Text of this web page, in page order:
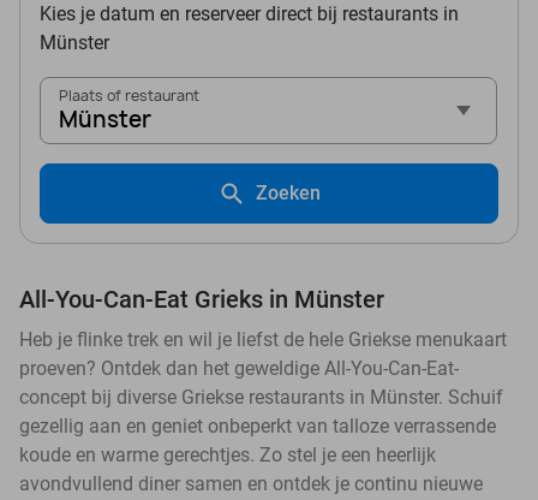
Kies je datum en reserveer direct bij restaurants in
Münster
Plaats of restaurant
Münster
Zoeken
All-You-Can-Eat Grieks in Münster
Heb je flinke trek en wil je liefst de hele Griekse menukaart
proeven? Ontdek dan het geweldige All-You-Can-Eat-
concept bij diverse Griekse restaurants in Münster. Schuif
gezellig aan en geniet onbeperkt van talloze verrassende
koude en warme gerechtjes. Zo stel je een heerlijk
avondvullend diner samen en ontdek je continu nieuwe